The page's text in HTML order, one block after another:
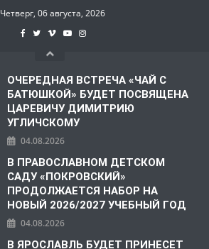
Четверг, 06 августа, 2026
ОЧЕРЕДНАЯ ВСТРЕЧА «ЧАЙ С
БАТЮШКОЙ» БУДЕТ ПОСВЯЩЕНА
ЦАРЕВИЧУ ДИМИТРИЮ
УГЛИЧСКОМУ
04.08.2026
В ПРАВОСЛАВНОМ ДЕТСКОМ
САДУ «ПОКРОВСКИЙ»
ПРОДОЛЖАЕТСЯ НАБОР НА
НОВЫЙ 2026/2027 УЧЕБНЫЙ ГОД
04.08.2026
В ЯРОСЛАВЛЬ БУДЕТ ПРИНЕСЕТ